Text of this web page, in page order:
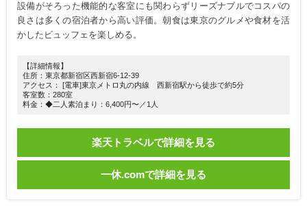
設備がそろった機能的な客室にも関わらずリーズナブルでコスパの
良さは多くの宿泊者から高い評価。朝食は東京のグルメや食材を活
かしたビュッフェを楽しめる。
【詳細情報】
住所：東京都新宿区西新宿6-12-39
アクセス： [電車]東京メトロ丸の内線 西新宿駅から徒歩で約5分
客室数：280室
料金：◆二人素泊まり：6,400円〜／1人
楽天トラベルで詳細を見る
一休.comで詳細を見る